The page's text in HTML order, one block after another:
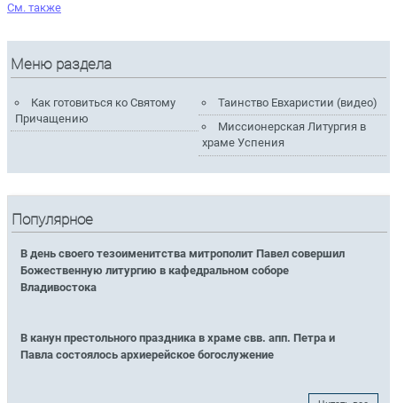
Cм. также
Меню раздела
Как готовиться ко Святому
Причащению
Таинство Евхаристии (видео)
Миссионерская Литургия в
храме Успения
Популярное
В день своего тезоименитства митрополит Павел совершил
Божественную литургию в кафедральном соборе
Владивостока
В канун престольного праздника в храме свв. апп. Петра и
Павла состоялось архиерейское богослужение